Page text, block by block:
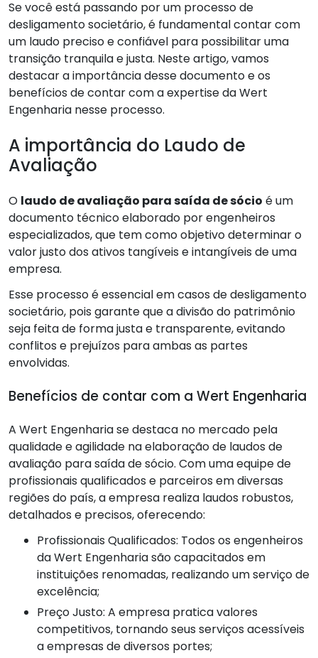
Se você está passando por um processo de
desligamento societário, é fundamental contar com
um laudo preciso e confiável para possibilitar uma
transição tranquila e justa. Neste artigo, vamos
destacar a importância desse documento e os
benefícios de contar com a expertise da Wert
Engenharia nesse processo.
A importância do Laudo de
Avaliação
O laudo de avaliação para saída de sócio é um
documento técnico elaborado por engenheiros
especializados, que tem como objetivo determinar o
valor justo dos ativos tangíveis e intangíveis de uma
empresa.
Esse processo é essencial em casos de desligamento
societário, pois garante que a divisão do patrimônio
seja feita de forma justa e transparente, evitando
conflitos e prejuízos para ambas as partes
envolvidas.
Benefícios de contar com a Wert Engenharia
A Wert Engenharia se destaca no mercado pela
qualidade e agilidade na elaboração de laudos de
avaliação para saída de sócio. Com uma equipe de
profissionais qualificados e parceiros em diversas
regiões do país, a empresa realiza laudos robustos,
detalhados e precisos, oferecendo:
Profissionais Qualificados: Todos os engenheiros
da Wert Engenharia são capacitados em
instituições renomadas, realizando um serviço de
excelência;
Preço Justo: A empresa pratica valores
competitivos, tornando seus serviços acessíveis
a empresas de diversos portes;